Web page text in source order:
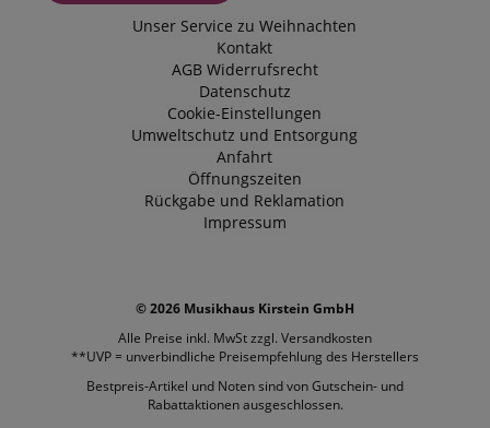
Unser Service zu Weihnachten
Kontakt
AGB Widerrufsrecht
Datenschutz
Cookie-Einstellungen
Umweltschutz und Entsorgung
Anfahrt
Öffnungszeiten
Rückgabe und Reklamation
Impressum
© 2026 Musikhaus Kirstein GmbH
Alle Preise inkl. MwSt zzgl. Versandkosten
**UVP = unverbindliche Preisempfehlung des Herstellers
Bestpreis-Artikel und Noten sind von Gutschein- und
Rabattaktionen ausgeschlossen.